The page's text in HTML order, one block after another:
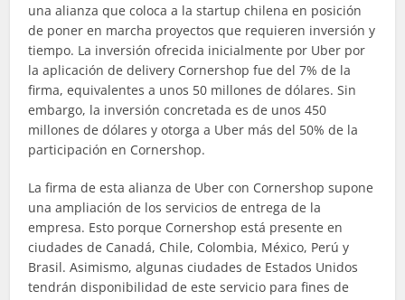
una alianza que coloca a la startup chilena en posición
de poner en marcha proyectos que requieren inversión y
tiempo. La inversión ofrecida inicialmente por Uber por
la aplicación de delivery Cornershop fue del 7% de la
firma, equivalentes a unos 50 millones de dólares. Sin
embargo, la inversión concretada es de unos 450
millones de dólares y otorga a Uber más del 50% de la
participación en Cornershop.
La firma de esta alianza de Uber con Cornershop supone
una ampliación de los servicios de entrega de la
empresa. Esto porque Cornershop está presente en
ciudades de Canadá, Chile, Colombia, México, Perú y
Brasil. Asimismo, algunas ciudades de Estados Unidos
tendrán disponibilidad de este servicio para fines de